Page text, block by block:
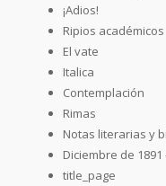
¡Adios!
Ripios académicos
El vate
Italica
Contemplación
Rimas
Notas literarias y
Diciembre de 1891
title_page